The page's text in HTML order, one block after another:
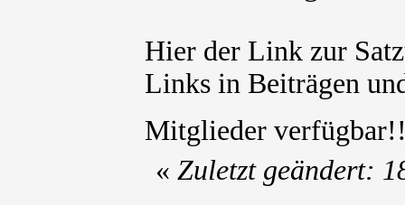
Hier der Link zur
Links in Beiträgen
Mitglieder
« Zuletzt geändert: